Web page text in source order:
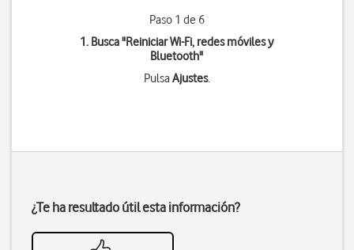
Paso 1 de 6
1. Busca "Reiniciar Wi-Fi, redes móviles y
Bluetooth"
PulsaAjustes.
¿Te ha resultado útil esta información?